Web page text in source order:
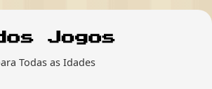
Todas as Idades